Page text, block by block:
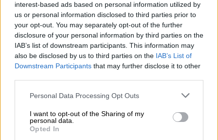
interest-based ads based on personal information utilized by
us or personal information disclosed to third parties prior to
your opt-out. You may separately opt-out of the further
disclosure of your personal information by third parties on the
IAB’s list of downstream participants. This information may
also be disclosed by us to third parties on the IAB’s List of
Downstream Participants that may further disclose it to other
Please note that this website/app uses one or more Google
not limited to your visit or usage behaviour. You may click to
grant or deny consent to Google and its third-party tags to
use your data for below specified purposes in below Google
Personal Data Processing Opt Outs
I want to opt-out of the Sharing of my
personal data.
Opted In
Ιστορία|06.12.2023 17:44
Ο Γκαριμπάλντι στην Πανεπιστημίου: Το
τάγμα των κόκκινων πουκαμίσων που